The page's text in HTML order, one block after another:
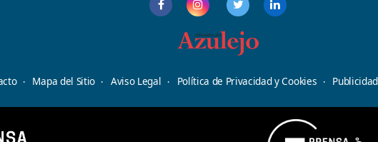
Mapa del Sitio Aviso Legal Política de Privacidad y Cookies Publicidad